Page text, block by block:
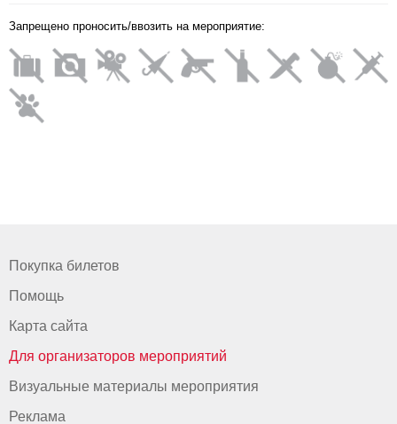
Запрещено проносить/ввозить на мероприятие:
Покупка билетов
Помощь
Карта сайта
Для организаторов мероприятий
Визуальные материалы мероприятия
Реклама